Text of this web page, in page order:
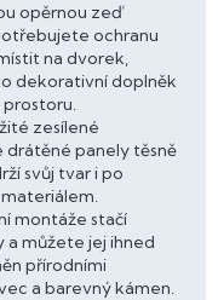
opěrnou zeď
ochranu
na dvorek,
dekorativní doplněk
zesílené
panely těsně
svůj tvar i po
montáže stačí
a můžete jej ihned
přírodními
a barevný kámen.